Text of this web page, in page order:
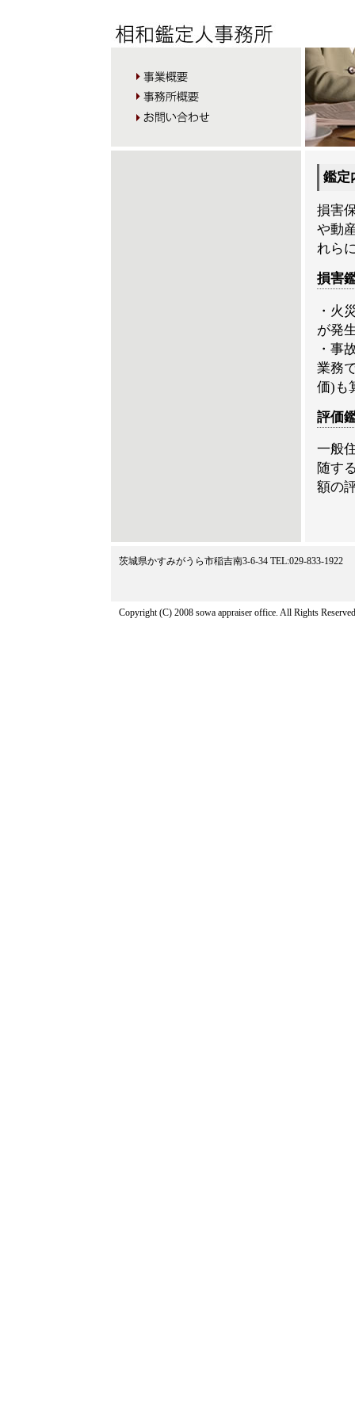
鑑定
損害
や動
れら
損害
・火
が発
・事
業務
価)も
評価
一般
随す
額の
茨城県かすみがうら市稲吉南3-6-34 TEL:029-833-1922
Copyright (C) 2008 sowa appraiser office. All Rights